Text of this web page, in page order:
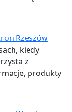
Rzeszów
kiedy
z
produkty